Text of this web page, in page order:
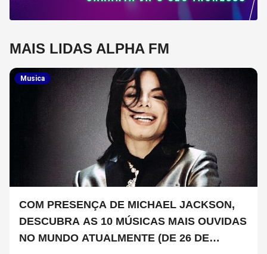
MAIS LIDAS ALPHA FM
Musica
COM PRESENÇA DE MICHAEL JACKSON,
DESCUBRA AS 10 MÚSICAS MAIS OUVIDAS
NO MUNDO ATUALMENTE (DE 26 DE